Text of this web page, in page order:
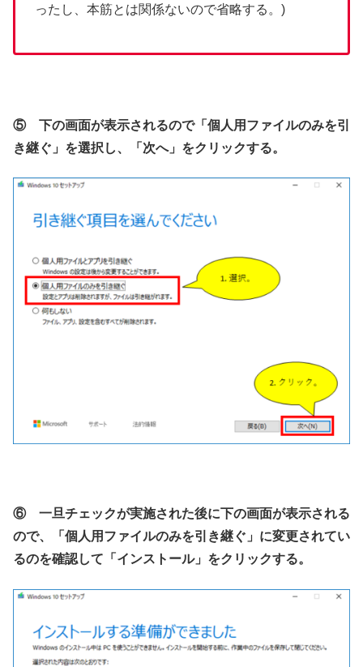
ったし、本筋とは関係ないので省略する。)
⑤ 下の画面が表示されるので「個人用ファイルのみを引
き継ぐ」を選択し、「次へ」をクリックする。
⑥ 一旦チェックが実施された後に下の画面が表示される
ので、「個人用ファイルのみを引き継ぐ」に変更されてい
るのを確認して「インストール」をクリックする。